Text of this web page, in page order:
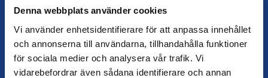
Denna webbplats använder cookies
Vi använder enhetsidentifierare för att anpassa innehållet
och annonserna till användarna, tillhandahålla funktioner
för sociala medier och analysera vår trafik. Vi
vidarebefordrar även sådana identifierare och annan
arbetar för fred i sårbara och
konfliktdrabbade områden m…